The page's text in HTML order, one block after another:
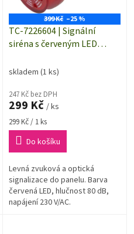
399 Kč –25 %
TC-7226604 | Signální
siréna s červeným LED
| napájení 230 V/AC
skladem (1 ks)
247 Kč bez DPH
299 Kč / ks
Měrná
cena:
299 Kč / 1 ks
Do košíku
Levná zvuková a optická
signalizace do panelu. Barva
červená LED, hlučnost 80 dB,
napájení 230 V/AC.